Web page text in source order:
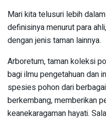
Mari kita telusuri lebih
definisinya menurut para
dengan jenis taman lainnya.
Arboretum, taman koleksi
bagi ilmu pengetahuan dan
spesies pohon dari
berkembang, memberikan
keanekaragaman hayati.